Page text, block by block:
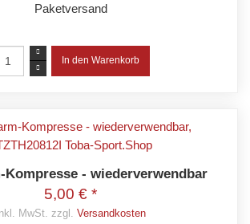
Paketversand
Kompresse - wiederverwendbar
5,00 € *
MwSt. zzgl. Versandkosten